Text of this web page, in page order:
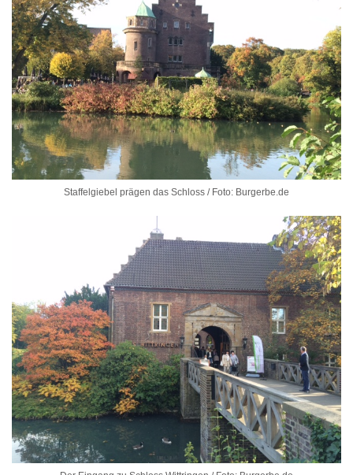
Staffelgiebel prägen das Schloss / Foto: Burgerbe.de